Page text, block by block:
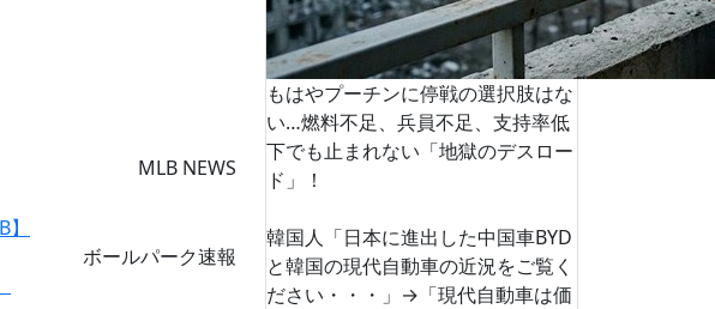
MLB NEWS
ボールパーク速報
もはやプーチンに停戦の選択肢はな
い…燃料不足、兵員不足、支持率低
下でも止まれない「地獄のデスロー
ド」！
韓国人「日本に進出した中国車BYD
と韓国の現代自動車の近況をご覧く
ださい・・・」→「現代自動車は価